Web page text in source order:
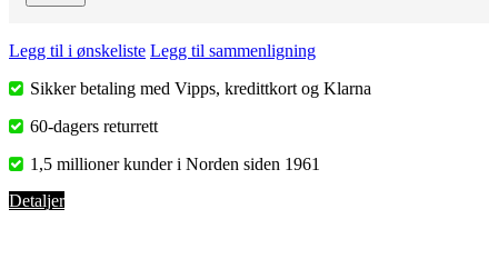
Legg til i ønskeliste Legg til sammenligning
Sikker betaling med Vipps, kredittkort og Klarna
60-dagers returrett
1,5 millioner kunder i Norden siden 1961
Detaljer